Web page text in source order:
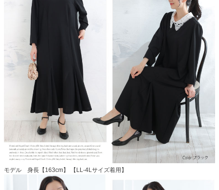
モデル 身長【163cm】 【LL-4Lサイズ着用】